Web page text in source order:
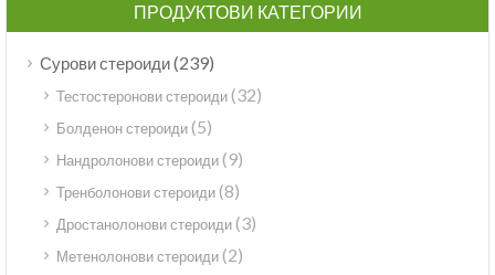
ПРОДУКТОВИ КАТЕГОРИИ
Сурови стероиди(239)
Тестостеронови стероиди(32)
Болденон стероиди(5)
Нандролонови стероиди(9)
Тренболонови стероиди(8)
Дростанолонови стероиди(3)
Метенолонови стероиди(2)